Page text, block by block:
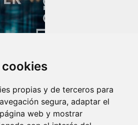
propias y de terceros para
segura, adaptar el
web y mostrar